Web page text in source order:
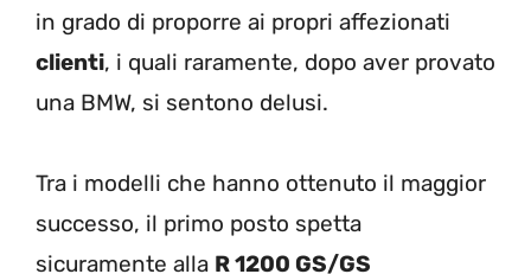
in grado di proporre ai propri affezionati
clienti, i quali raramente, dopo aver provato
una BMW, si sentono delusi.
Tra i modelli che hanno ottenuto il maggior
successo, il primo posto spetta
sicuramente alla R 1200 GS/GS